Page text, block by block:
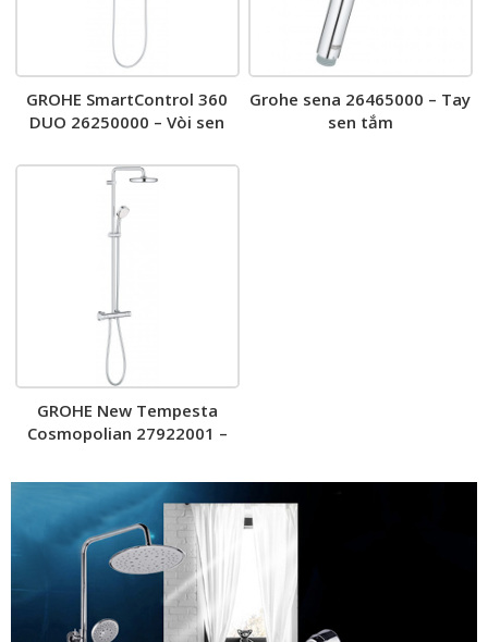
GROHE SmartControl 360
DUO 26250000 – Vòi sen
Grohe sena 26465000 – Tay
sen tắm
GROHE New Tempesta
Cosmopolian 27922001 –